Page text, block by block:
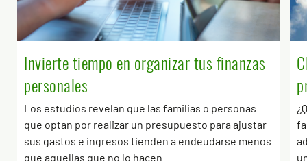
Invierte tiempo en organizar tus finanzas
personales
Los estudios revelan que las familias o personas
que optan por realizar un presupuesto para ajustar
sus gastos e ingresos tienden a endeudarse menos
que aquellas que no lo hacen